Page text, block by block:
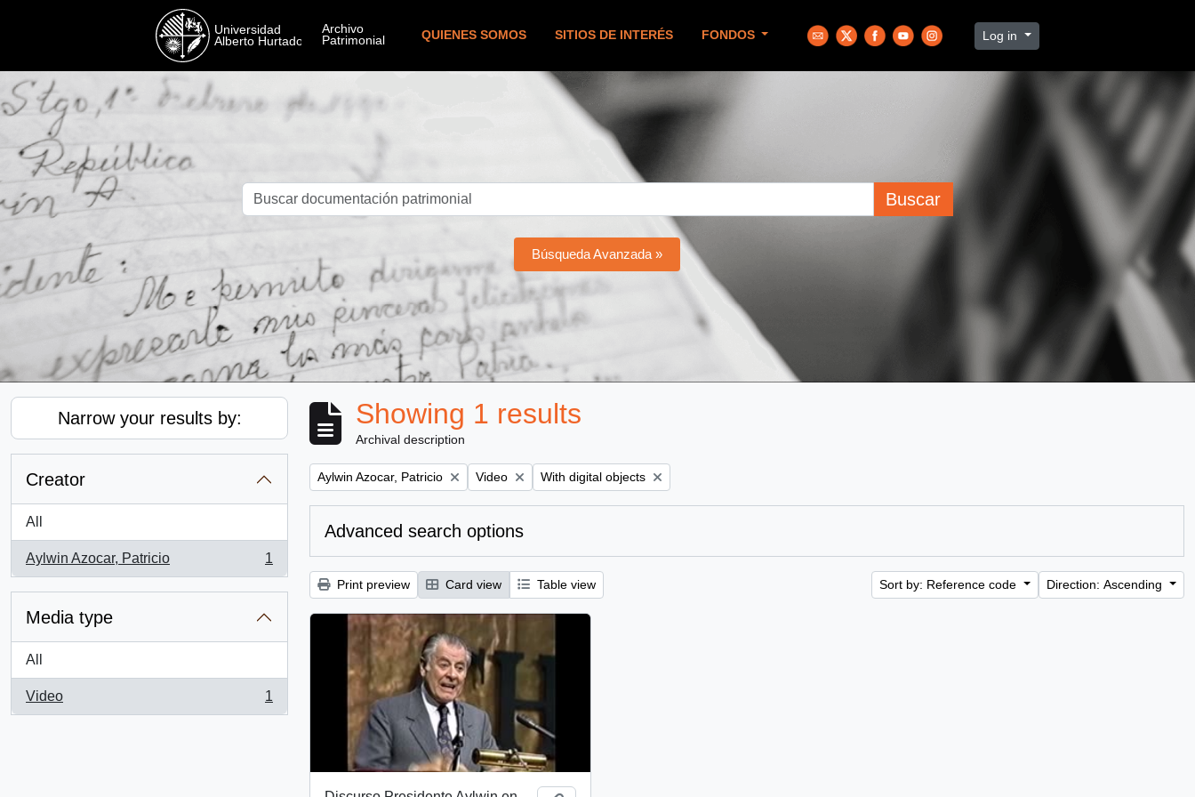
QUIENES SOMOS SITIOS DE INTERÉS FONDOS Log in
Buscar
Búsqueda Avanzada »
Narrow your results by:
Creator
All
Aylwin Azocar, Patricio
, 1 results
1
Media type
All
Video
, 1 results
1
Showing 1 results
Archival description
Remove filter:
Aylwin Azocar, Patricio Remove filter:
Video Remove filter:
With digital objects
Advanced search options
Print preview Card view Table view Sort by: Reference code Direction: Ascending